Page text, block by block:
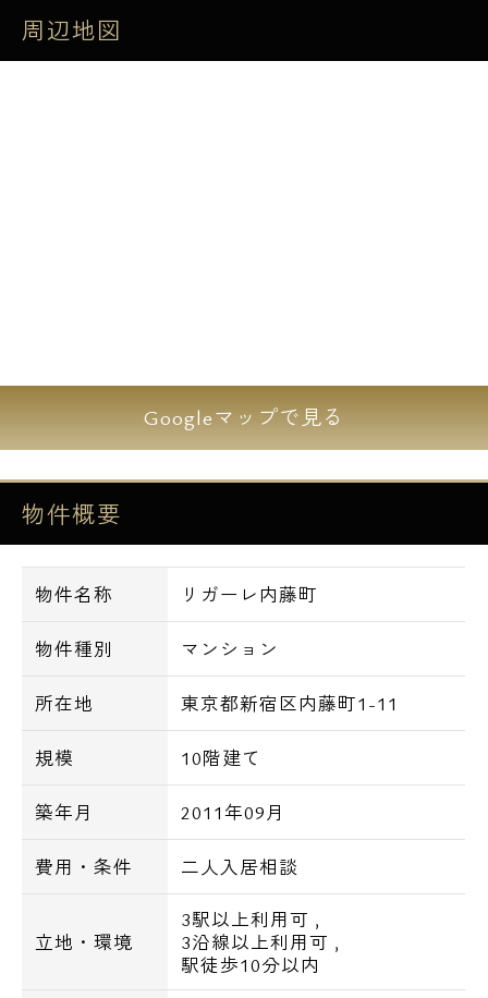
お部屋もあります!!!
=============★
○交通○
JR総武線 千駄ヶ谷駅 / 徒歩7分
都営大江戸線 国立競技場駅 / 徒歩7分
東京メトロ丸ノ内線 四谷三丁目駅 / 徒歩11分
JR中央本線 信濃町駅 / 徒歩11分
○郵便局まで徒歩3分。
○ファミリーマートまで徒歩6分。
○セブンイレブンまで徒歩7分。
○国立競技場、東京体育館まで徒歩8分★
○ミニストップまで徒歩8分。
周辺地図
Googleマップで見る
物件概要
物件名称 リガーレ内藤町
物件種別 マンション
所在地 東京都新宿区内藤町1-11
規模 10階建て
築年月 2011年09月
費用・条件 二人入居相談
立地・環境
3駅以上利用可 ,
3沿線以上利用可 ,
駅徒歩10分以内